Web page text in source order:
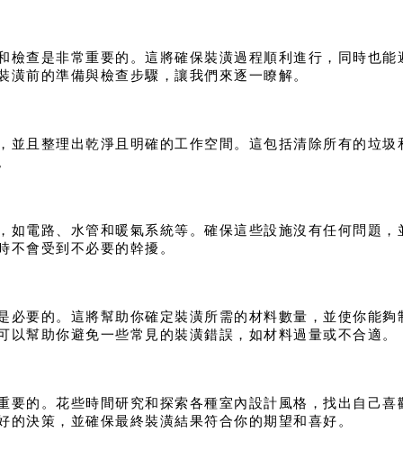
檢查是非常重要的。這將確保裝潢過程順利進行，同時也能
前的準備與檢查步驟，讓我們來逐一瞭解。
並且整理出乾淨且明確的工作空間。這包括清除所有的垃圾
如電路、水管和暖氣系統等。確保這些設施沒有任何問題，
不會受到不必要的幹擾。
必要的。這將幫助你確定裝潢所需的材料數量，並使你能夠
幫助你避免一些常見的裝潢錯誤，如材料過量或不合適。
要的。花些時間研究和探索各種室內設計風格，找出自己喜
決策，並確保最終裝潢結果符合你的期望和喜好。